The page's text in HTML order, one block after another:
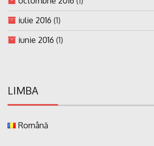
iulie 2016 (1)
iunie 2016 (1)
LIMBA
Română